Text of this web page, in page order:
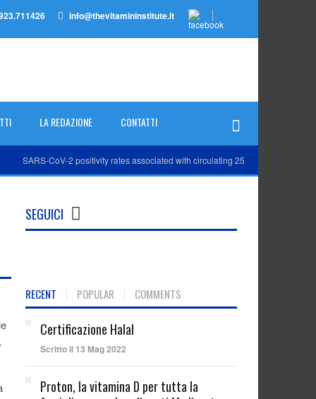
info@thevitamininstitute.it
LA REDAZIONE CONTATTI
SARS-CoV-2 positivity rates associated with circulating 25-hydroxyvitamin D
SEGUICI
RECENT POPULAR COMMENTS
Certificazione Halal
Scritto il 13 Mag 2022
Proton, la vitamina D per tutta la